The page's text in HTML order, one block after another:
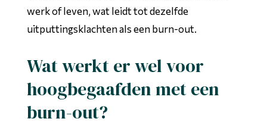
werk of leven, wat leidt tot dezelfde
uitputtingsklachten als een burn-out.
Wat werkt er wel voor
hoogbegaafden met een
burn-out?